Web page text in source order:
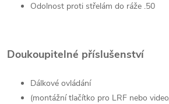
Odolnost proti střelám do ráže .50
Doukoupitelné příslušenství
Dálkové ovládání
(montážní tlačítko pro LRF nebo